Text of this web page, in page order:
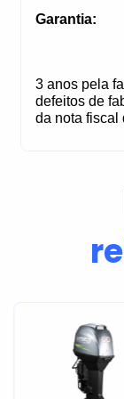
Garantia:
3 anos pela
defeitos de
da nota fiscal